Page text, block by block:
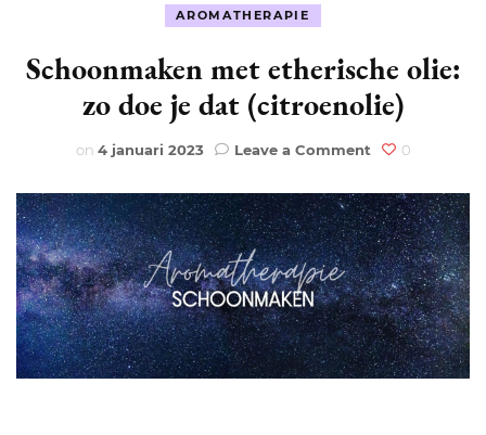
AROMATHERAPIE
Schoonmaken met etherische olie:
zo doe je dat (citroenolie)
on 4 januari 2023 Leave a Commenton
met
etherische
olie:
zo
doe
je
dat
(citroenolie)
0